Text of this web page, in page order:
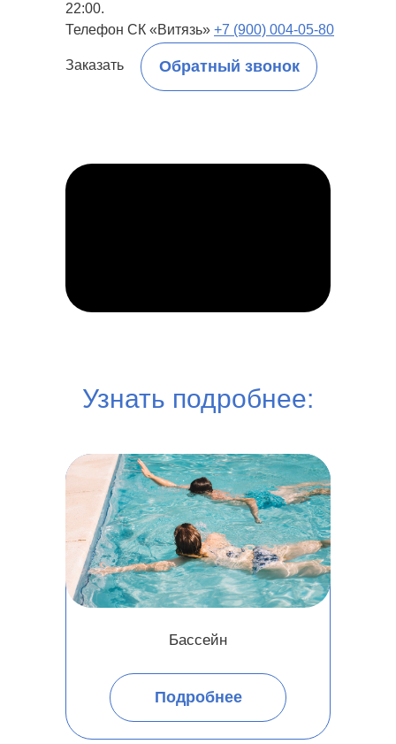
Заказать
22:00.
Телефон СК «Витязь» +7 (900) 004-05-80
Обратный звонок
Узнать подробнее:
Бассейн
Подробнее